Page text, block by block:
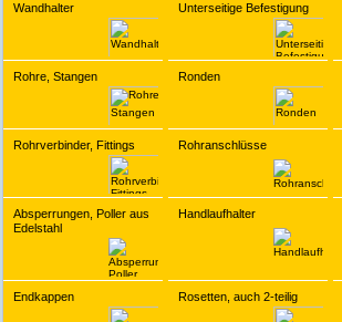
Wandhalter Unterseitige Befestigung
Rohre, Stangen Ronden
Rohrverbinder, Fittings Rohranschlüsse
Absperrungen, Poller aus
Edelstahl
Handlaufhalter
Endkappen Rosetten, auch 2-teilig